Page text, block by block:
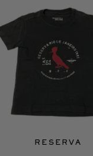
RESERVA